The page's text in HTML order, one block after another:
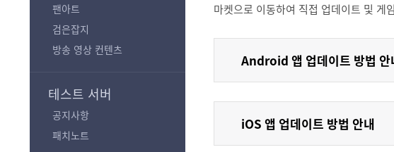
팬아트
검은잡지
방송 영상 컨텐츠
테스트 서버
공지사항
패치노트
마켓으로 이동하여 직접 업데이트 및 게
Android 앱 업데이트 방법 안
iOS 앱 업데이트 방법 안내